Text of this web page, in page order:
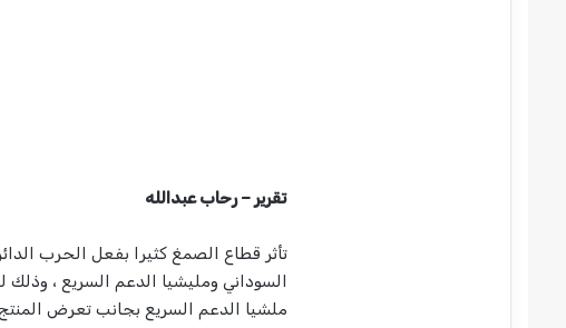
تقرير – رحاب عبدالله
السوداني ومليشيا الدعم السريع ، وذلك
ملشيا الدعم السريع بجانب تعرض